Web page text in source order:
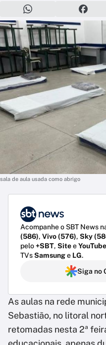
sala de aula usada como abrigo
Acompanhe o SBT News
(586), Vivo (576), Sky
pelo+SBT, SiteeYouTube
TVsSamsunge LG.
Siga no
As aulas na rede
Sebastião, no litoral
retomadas nesta 2ª